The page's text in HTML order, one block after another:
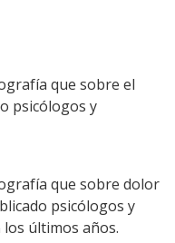
que sobre el
psicólogos y
que sobre dolor
psicólogos y
los últimos años.